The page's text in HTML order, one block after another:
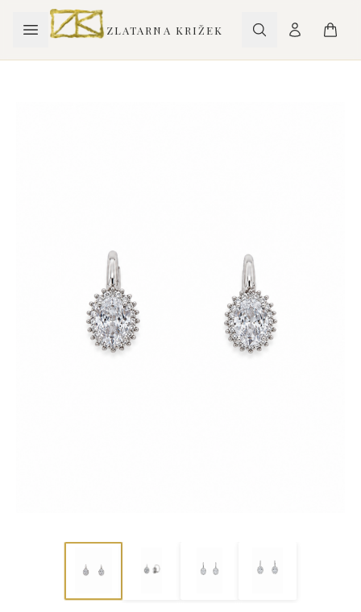
ZLATARNA KRIŽEK